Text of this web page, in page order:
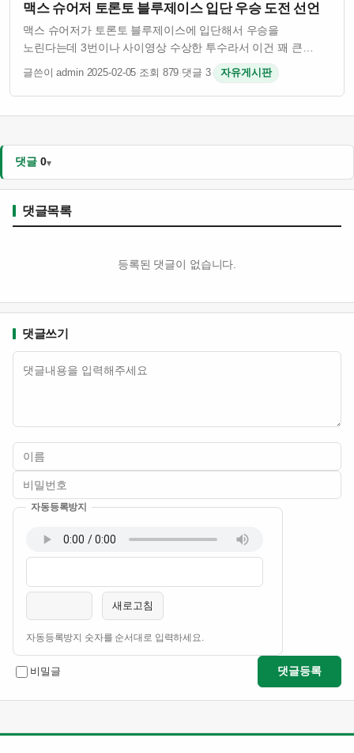
맥스 슈어저 토론토 블루제이스 입단 우승 도전 선언
맥스 슈어저가 토론토 블루제이스에 입단해서 우승을
노린다는데 3번이나 사이영상 수상한 투수라서 이건 꽤 큰
이슈임 그런데 슈어저 나이 41살인데도 불구하고 여전히
경기력이 괜찮은 걸로 알려져 있음 토론토 입장에서는 유명
투수를 영입해서 팀 전력을 보강하려는 의도인 듯 …
글쓴이 admin·2025-02-05·조회 879·댓글 3· 자유게시판
댓글 0
댓글목록
등록된 댓글이 없습니다.
댓글쓰기
이름필수
비밀번호필수
자동등록방지
새로고침
자동등록방지 숫자를 순서대로 입력하세요.
비밀글 댓글등록